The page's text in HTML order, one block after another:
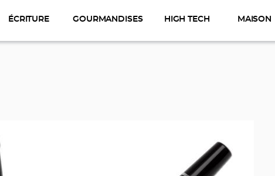
ÉCRITURE GOURMANDISES HIGH TECH MAISON